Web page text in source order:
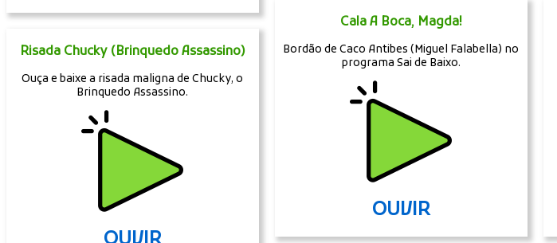
Risada Chucky (Brinquedo Assassino)
Ouça e baixe a risada maligna de Chucky, o
Brinquedo Assassino.
Cala A Boca, Magda!
Bordão de Caco Antibes (Miguel Falabella) no
programa Sai de Baixo.
OUVIR